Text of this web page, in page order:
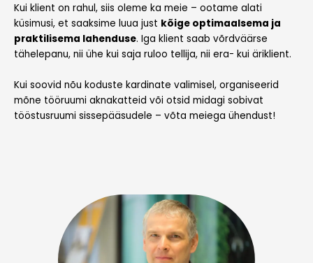
Kui klient on rahul, siis oleme ka meie – ootame alati
küsimusi, et saaksime luua just kõige optimaalsema ja
praktilisema lahenduse. Iga klient saab võrdväärse
tähelepanu, nii ühe kui saja ruloo tellija, nii era- kui äriklient.
Kui soovid nõu koduste kardinate valimisel, organiseerid
mõne tööruumi aknakatteid või otsid midagi sobivat
tööstusruumi sissepääsudele – võta meiega ühendust!